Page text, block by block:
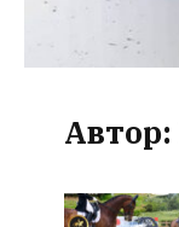
Автор: